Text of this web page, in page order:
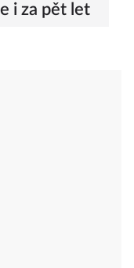
i za pět let